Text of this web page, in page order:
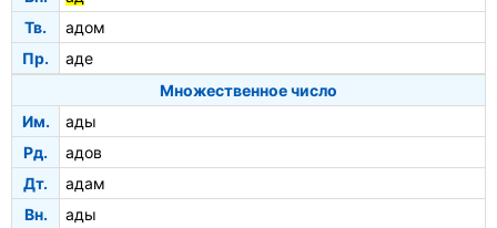
Тв.
адом
Пр.
аде
Множественное число
Им.
ады
Рд.
адов
Дт.
адам
Вн.
ады